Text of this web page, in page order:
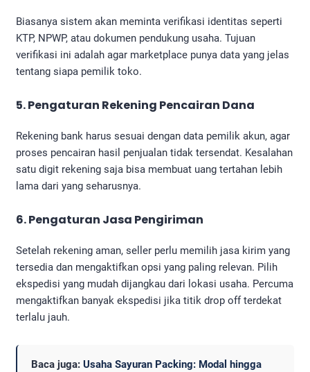
Biasanya sistem akan meminta verifikasi identitas seperti
KTP, NPWP, atau dokumen pendukung usaha. Tujuan
verifikasi ini adalah agar marketplace punya data yang jelas
tentang siapa pemilik toko.
5. Pengaturan Rekening Pencairan Dana
Rekening bank harus sesuai dengan data pemilik akun, agar
proses pencairan hasil penjualan tidak tersendat. Kesalahan
satu digit rekening saja bisa membuat uang tertahan lebih
lama dari yang seharusnya.
6. Pengaturan Jasa Pengiriman
Setelah rekening aman, seller perlu memilih jasa kirim yang
tersedia dan mengaktifkan opsi yang paling relevan. Pilih
ekspedisi yang mudah dijangkau dari lokasi usaha. Percuma
mengaktifkan banyak ekspedisi jika titik drop off terdekat
terlalu jauh.
Baca juga: Usaha Sayuran Packing: Modal hingga